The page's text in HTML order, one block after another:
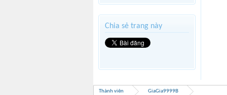
Chia sẻ trang này
Thành viên GiaGia9999B